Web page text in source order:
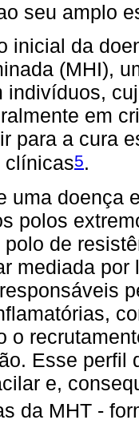
seu amplo
inicial da
(MHI),
indivíduos,
em
para a cura
clínicas5.
uma doença
polos
de
mediada
o
Esse perfil
e,
da MHT -